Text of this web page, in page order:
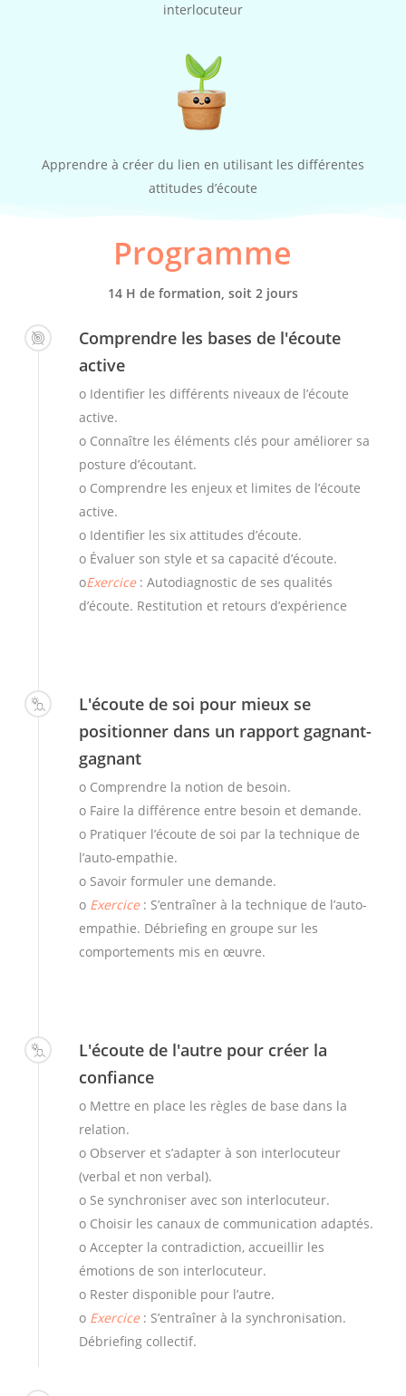
interlocuteur
Apprendre à créer du lien en utilisant les différentes
attitudes d’écoute
Programme
14 H de formation, soit 2 jours
Comprendre les bases de l'écoute
active
o Identifier les différents niveaux de l’écoute
active.
o Connaître les éléments clés pour améliorer sa
posture d’écoutant.
o Comprendre les enjeux et limites de l’écoute
active.
o Identifier les six attitudes d’écoute.
o Évaluer son style et sa capacité d’écoute.
oExercice : Autodiagnostic de ses qualités
d’écoute. Restitution et retours d’expérience
L'écoute de soi pour mieux se
positionner dans un rapport gagnant-
gagnant
o Comprendre la notion de besoin.
o Faire la différence entre besoin et demande.
o Pratiquer l’écoute de soi par la technique de
l’auto-empathie.
o Savoir formuler une demande.
o Exercice: S’entraîner à la technique de l’auto-
empathie. Débriefing en groupe sur les
comportements mis en œuvre.
L'écoute de l'autre pour créer la
confiance
o Mettre en place les règles de base dans la
relation.
o Observer et s’adapter à son interlocuteur
(verbal et non verbal).
o Se synchroniser avec son interlocuteur.
o Choisir les canaux de communication adaptés.
o Accepter la contradiction, accueillir les
émotions de son interlocuteur.
o Rester disponible pour l’autre.
o Exercice: S’entraîner à la synchronisation.
Débriefing collectif.